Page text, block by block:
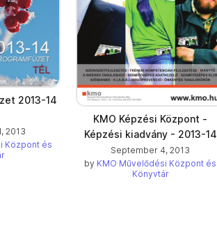
2013-14
2013
Központ és
KMO Képzési Központ -
Képzési kiadvány - 2013-14
September 4, 2013
by KMO Művelődési Központ és
Könyvtár